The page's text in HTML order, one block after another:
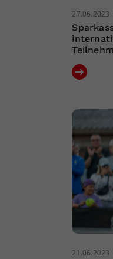
27.06.2023
21.06.2023